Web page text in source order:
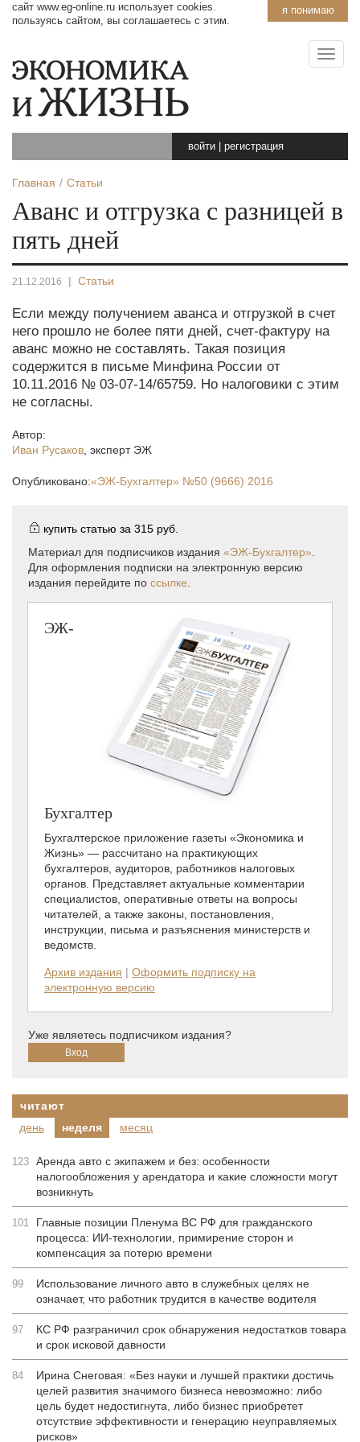
я понимаю
сайт www.eg-online.ru использует cookies.
пользуясь сайтом, вы соглашаетесь с этим.
войти регистрация
Главная Статьи
Аванс и отгрузка с разницей в
пять дней
21.12.2016 | Статьи
Если между получением аванса и отгрузкой в счет
него прошло не более пяти дней, счет-фактуру на
аванс можно не составлять. Такая позиция
содержится в письме Минфина России от
10.11.2016 № 03-07-14/65759. Но налоговики с этим
не согласны.
Автор:
Иван Русаков эксперт ЭЖ
Опубликовано:«ЭЖ-Бухгалтер» №50 (9666) 2016
купить статью за 315 руб.
Материал для подписчиков издания «ЭЖ-Бухгалтер»
Для оформления подписки на электронную версию
издания перейдите по ссылке
ЭЖ-
Бухгалтер
Бухгалтерское приложение газеты «Экономика и
Жизнь» — рассчитано на практикующих
бухгалтеров, аудиторов, работников налоговых
органов. Представляет актуальные комментарии
специалистов, оперативные ответы на вопросы
читателей, а также законы, постановления,
инструкции, письма и разъяснения министерств и
ведомств.
Архив издания | Оформить подписку на
электронную версию
Уже являетесь подписчиком издания?
читают
день
неделя месяц
123 Аренда авто с экипажем и без: особенности
налогообложения у арендатора и какие сложности могут
возникнуть
101
Главные позиции Пленума ВС РФ для гражданского
процесса: ИИ-технологии, примирение сторон и
компенсация за потерю времени
99
Использование личного авто в служебных целях не
означает, что работник трудится в качестве водителя
97
КС РФ разграничил срок обнаружения недостатков товара
и срок исковой давности
84
Ирина Снеговая: «Без науки и лучшей практики достичь
целей развития значимого бизнеса невозможно: либо
цель будет недостигнута, либо бизнес приобретет
отсутствие эффективности и генерацию неуправляемых
рисков»